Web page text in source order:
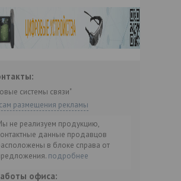
системы связи"
размещения рекламы
не реализуем продукцию,
данные продавцов
в блоке справа от
подробнее
офиса: